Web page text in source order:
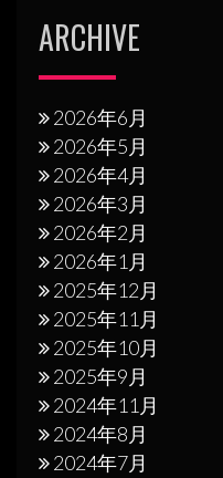
ARCHIVE
2026年6月
2026年5月
2026年4月
2026年3月
2026年2月
2026年1月
2025年12月
2025年11月
2025年10月
2025年9月
2024年11月
2024年8月
2024年7月